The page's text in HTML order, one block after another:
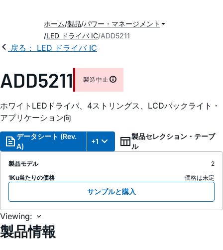
ホーム 製品 パワー・マネージメント
LED ドライバ IC ADD5211
戻る： LED ドライバ IC
ADD5211 製造中止
ホワイトLEDドライバ、4ストリングス、LCDバックライト・
アプリケーション向
データシート (Rev.
A)
+1
製品セレクション・テーブ
ル
製品モデル
2
1Ku当たりの価格
価格は未定
サンプルと購入
Viewing:
製品情報